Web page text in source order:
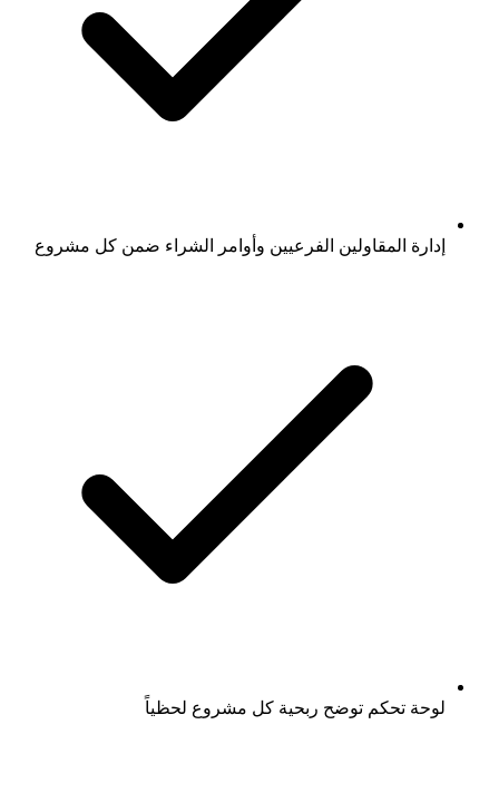
إدارة المقاولين الفرعيين وأوامر الشراء ضمن كل مشروع
لوحة تحكم توضح ربحية كل مشروع لحظياً